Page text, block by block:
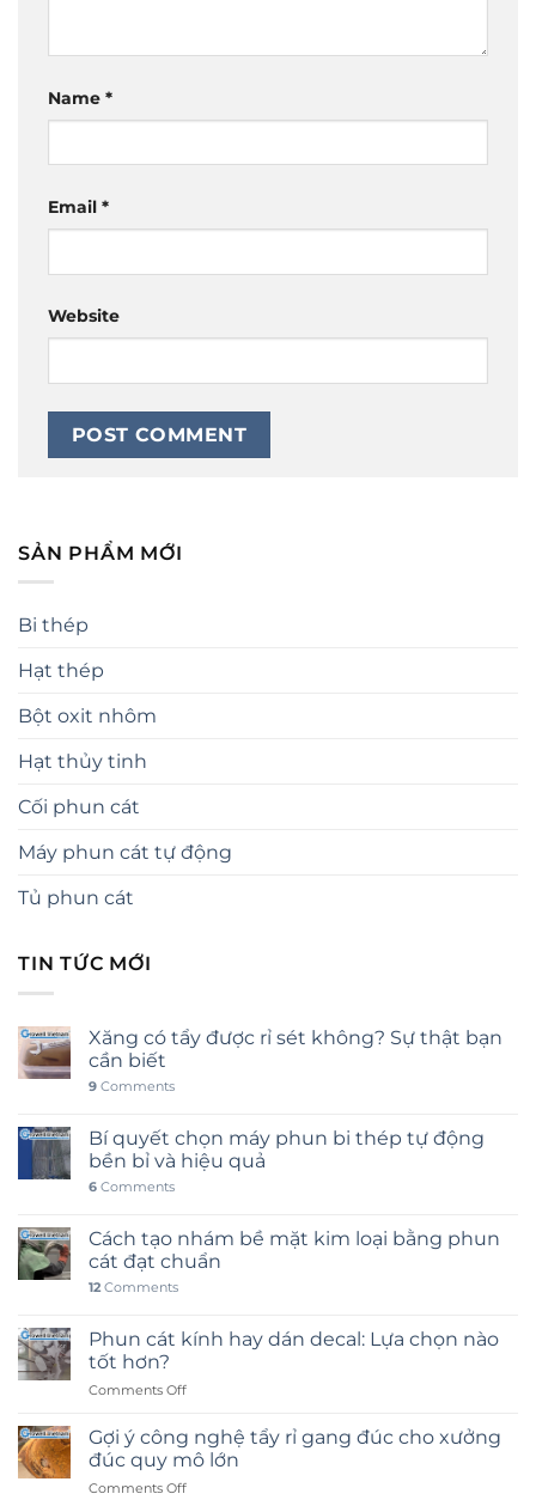
Name *
Email *
Website
SẢN PHẨM MỚI
Bi thép
Hạt thép
Bột oxit nhôm
Hạt thủy tinh
Cối phun cát
Máy phun cát tự động
Tủ phun cát
TIN TỨC MỚI
Xăng có tẩy được rỉ sét không? Sự thật bạn
cần biết
9 Comments
Bí quyết chọn máy phun bi thép tự động
bền bỉ và hiệu quả
6 Comments
Cách tạo nhám bề mặt kim loại bằng phun
cát đạt chuẩn
12 Comments
Phun cát kính hay dán decal: Lựa chọn nào
tốt hơn?
Comments Offon
kính
hay
dán
Gợi ý công nghệ tẩy rỉ gang đúc cho xưởng
đúc quy mô lớn
Comments Offon